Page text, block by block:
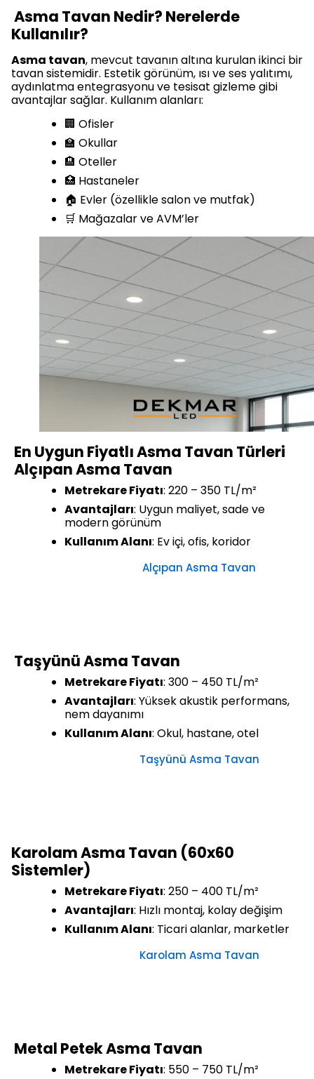
Asma Tavan Nedir? Nerelerde
Kullanılır?
Asma tavan, mevcut tavanın altına kurulan ikinci bir
tavan sistemidir. Estetik görünüm, ısı ve ses yalıtımı,
aydınlatma entegrasyonu ve tesisat gizleme gibi
avantajlar sağlar. Kullanım alanları:
🏢 Ofisler
🏫 Okullar
🏨 Oteller
🏥 Hastaneler
🏠 Evler (özellikle salon ve mutfak)
🛒 Mağazalar ve AVM’ler
En Uygun Fiyatlı Asma Tavan Türleri
Alçıpan Asma Tavan
Metrekare Fiyatı: 220 – 350 TL/m²
Avantajları: Uygun maliyet, sade ve
modern görünüm
Kullanım Alanı: Ev içi, ofis, koridor
Alçıpan Asma Tavan
Taşyünü Asma Tavan
Metrekare Fiyatı: 300 – 450 TL/m²
Avantajları: Yüksek akustik performans,
nem dayanımı
Kullanım Alanı: Okul, hastane, otel
Taşyünü Asma Tavan
Karolam Asma Tavan (60x60
Sistemler)
Metrekare Fiyatı: 250 – 400 TL/m²
Avantajları: Hızlı montaj, kolay değişim
Kullanım Alanı: Ticari alanlar, marketler
Karolam Asma Tavan
Metal Petek Asma Tavan
Metrekare Fiyatı: 550 – 750 TL/m²